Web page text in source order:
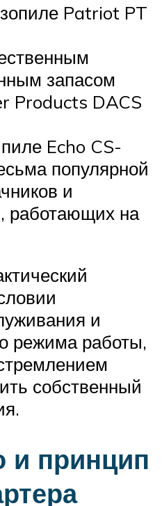
Patriot PT
запасом
Products DACS
Echo CS-
популярной
и
работающих на
и
режима работы,
собственный
и принцип